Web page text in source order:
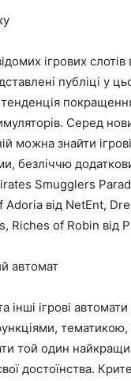
ігрових
публіці у
Серед
можна знайти
безліччю
Smugglers
від NetEnt,
Riches of Robin від
автомат
інші ігрові
той один
достоїнства.